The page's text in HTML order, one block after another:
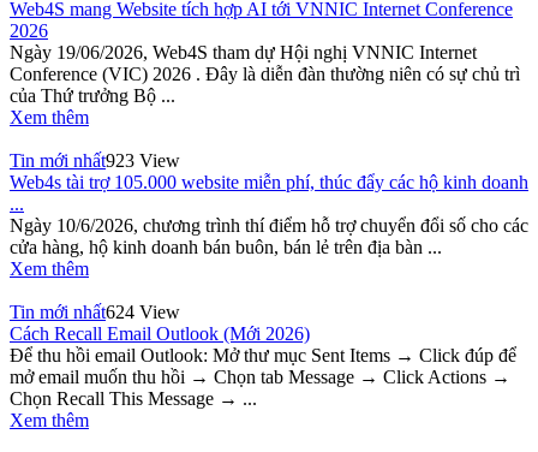
Web4S mang Website tích hợp AI tới VNNIC Internet Conference
2026
Ngày 19/06/2026, Web4S tham dự Hội nghị VNNIC Internet
Conference (VIC) 2026 . Đây là diễn đàn thường niên có sự chủ trì
của Thứ trưởng Bộ ...
Xem thêm
Tin mới nhất923 View
Web4s tài trợ 105.000 website miễn phí, thúc đẩy các hộ kinh doanh
...
Ngày 10/6/2026, chương trình thí điểm hỗ trợ chuyển đổi số cho các
cửa hàng, hộ kinh doanh bán buôn, bán lẻ trên địa bàn ...
Xem thêm
Tin mới nhất624 View
Cách Recall Email Outlook (Mới 2026)
Để thu hồi email Outlook: Mở thư mục Sent Items → Click đúp để
mở email muốn thu hồi → Chọn tab Message → Click Actions →
Chọn Recall This Message → ...
Xem thêm